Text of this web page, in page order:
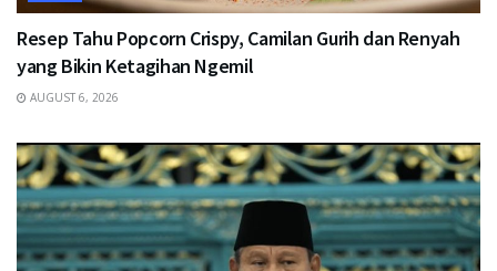
Resep Tahu Popcorn Crispy, Camilan Gurih dan Renyah
yang Bikin Ketagihan Ngemil
AUGUST 6, 2026